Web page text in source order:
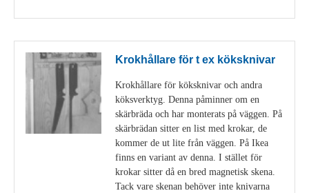
Krokhållare för t ex köksknivar
Krokhållare för köksknivar och andra
köksverktyg. Denna påminner om en
skärbräda och har monterats på väggen. På
skärbrädan sitter en list med krokar, de
kommer de ut lite från väggen. På Ikea
finns en variant av denna. I stället för
krokar sitter då en bred magnetisk skena.
Tack vare skenan behöver inte knivarna